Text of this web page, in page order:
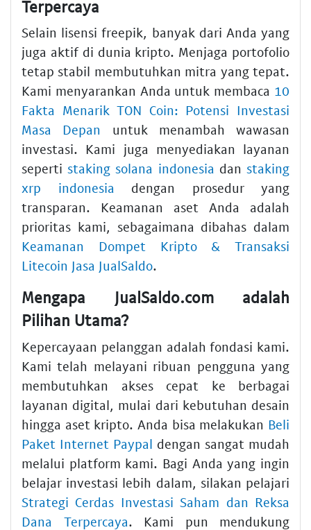
Terpercaya
Selain lisensi freepik, banyak dari Anda yang
juga aktif di dunia kripto. Menjaga portofolio
tetap stabil membutuhkan mitra yang tepat.
Kami menyarankan Anda untuk membaca 10
Fakta Menarik TON Coin: Potensi Investasi
Masa Depan untuk menambah wawasan
investasi. Kami juga menyediakan layanan
sepertistaking solana indonesia danstaking
xrp indonesia dengan prosedur yang
transparan. Keamanan aset Anda adalah
prioritas kami, sebagaimana dibahas dalam
Keamanan Dompet Kripto & Transaksi
Litecoin Jasa JualSaldo.
Mengapa JualSaldo.com adalah
Pilihan Utama?
Kepercayaan pelanggan adalah fondasi kami.
Kami telah melayani ribuan pengguna yang
membutuhkan akses cepat ke berbagai
layanan digital, mulai dari kebutuhan desain
hingga aset kripto. Anda bisa melakukan Beli
Paket Internet Paypal dengan sangat mudah
melalui platform kami. Bagi Anda yang ingin
belajar investasi lebih dalam, silakan pelajari
Strategi Cerdas Investasi Saham dan Reksa
Dana Terpercaya. Kami pun mendukung